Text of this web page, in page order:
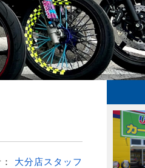
大分店スタッフ